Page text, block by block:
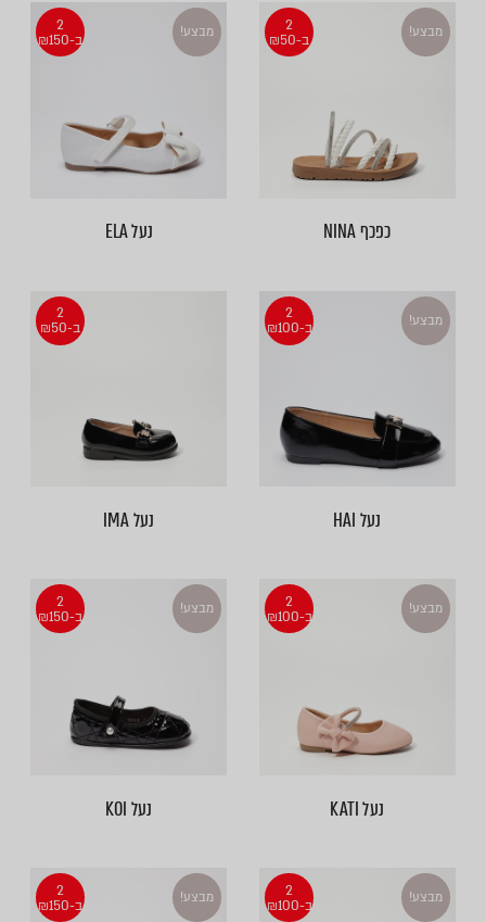
2
ב-₪50
מבצע!
כפכף NINA
2
ב-₪150
מבצע!
נעל ELA
2
ב-₪100
מבצע!
נעל HAI
2
ב-₪50
נעל IMA
2
ב-₪100
מבצע!
נעל KATI
2
ב-₪150
מבצע!
נעל KOI
2
ב-₪100
מבצע!
2
ב-₪150
מבצע!